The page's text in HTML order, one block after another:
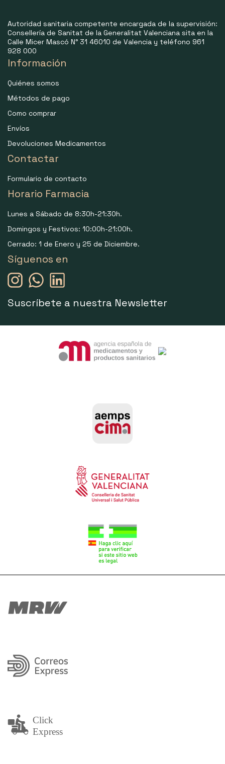
Autoridad sanitaria competente encargada de la supervisión:
Consellería de Sanitat de la Generalitat Valenciana sita en la
Calle Micer Mascó N° 31 46010 de Valencia y teléfono 961
928 000
Información
Quiénes somos
Métodos de pago
Como comprar
Envíos
Devoluciones Medicamentos
Contactar
Formulario de contacto
Horario Farmacia
Lunes a Sábado de 8:30h-21:30h.
Domingos y Festivos: 10:00h-21:00h.
Cerrado: 1 de Enero y 25 de Diciembre.
Síguenos en
Suscríbete a nuestra Newsletter